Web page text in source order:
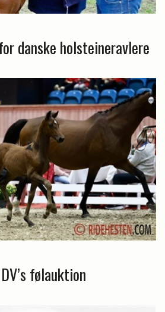
danske holsteineravlere
følauktion